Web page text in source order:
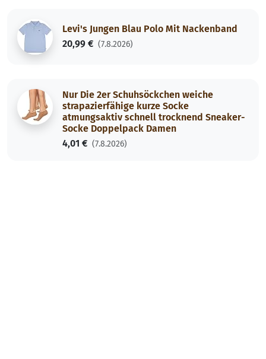
Levi's Jungen Blau Polo Mit Nackenband
20,99 € (7.8.2026)
Nur Die 2er Schuhsöckchen weiche
strapazierfähige kurze Socke
atmungsaktiv schnell trocknend Sneaker-
Socke Doppelpack Damen
4,01 € (7.8.2026)